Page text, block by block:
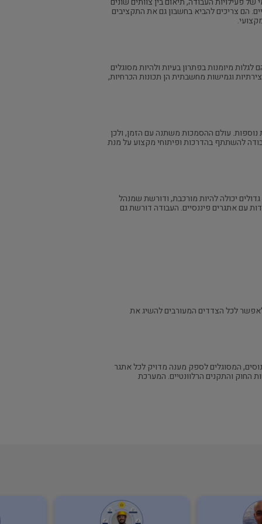
הם צריכים להביא בחשבון גם את התקציבים
מיומנות בפתרון בעיות ולהיות מסוגלים
וגמישות מחשבתית הן תכונות הכרחיות,
נוספות. עולם ההסמכות משתנה עם הזמן, ולכן
להשתתף בהדרכות ופיתוחי מקצוע על מנת
יכולה להיות מורכבת, ודורשת שמנהל
עם אתגרים פיננסיים. העבודה דורשת גם
לכל הצדדים המעורבים להשיג את
המסוגלים לספק מענה מדויק לכל אתגר
החוק והתקנים הרלוונטיים. המערכת